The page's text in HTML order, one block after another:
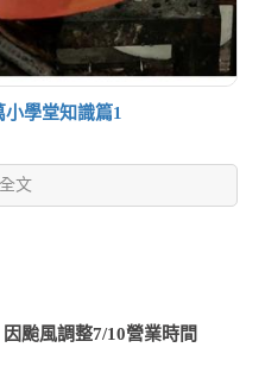
學堂知識篇1
文
因颱風調整7/10營業時間